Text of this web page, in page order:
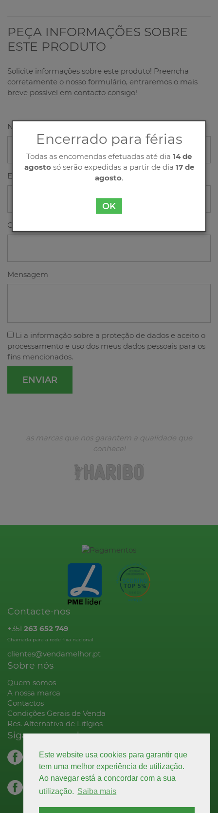
Este website usa cookies para garantir que
tem uma melhor experiência de utilização.
Ao navegar está a concordar com a sua
utilização. Saiba mais
PEÇA INFORMAÇÕES SOBRE
ESTE PRODUTO
Solicite informações sobre este produto! Preencha
corretamente o nosso formulário, entraremos o mais
breve possível em contacto consigo!
Nome
Email
Contacto
Mensagem
Li a informação sobre a proteção de dados e aceito o
processamento e uso dos meus dados pessoais para os
fins mencionados.
as marcas que nos garantem a qualidade que
conhece!
Contacte-nos
+351 263 652 749
Chamada para a rede fixa nacional
clientes@vendamelhor.pt
Sobre nós
Quem somos
A nossa marca
Contactos
Condições Gerais de Venda
Res. Alternativa de Litígios
Siga-nos na rede
facebook.com
decoração
facebook.com
higiene & limpeza
Encerrado para férias
Todas as encomendas efetuadas até dia 14 de
agostosó serão expedidas a partir de dia 17 de
agosto.
OK